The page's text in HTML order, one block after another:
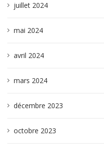
juillet 2024
mai 2024
avril 2024
mars 2024
décembre 2023
octobre 2023